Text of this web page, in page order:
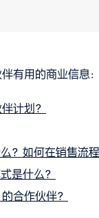
有用的商业信息：
计划？
？如何在销售流
是什么？
合作伙伴？